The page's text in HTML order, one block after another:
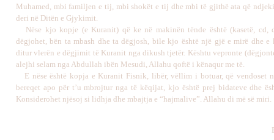
Muhamed, mbi familjen e tij, mbi shokët e tij dhe mbi të gjithë ata që
deri në Ditën e Gjykimit.
Nëse kjo kopje (e Kuranit) që ke në makinën tënde është (kasetë, cd,
dëgjohet, bën ta mbash dhe ta dëgjosh, bile kjo është një gjë e mirë dhe e
ditur vlerën e dëgjimit të Kuranit nga dikush tjetër. Kështu vepronte
alejhi selam nga Abdullah ibën Mesudi, Allahu qoftë i kënaqur me të.
E nëse është kopja e Kuranit Fisnik, libër, vëllim i botuar, që vendoset
bereqet apo për t’u mbrojtur nga të këqijat, kjo është prej bidateve dhe
Konsiderohet njësoj si lidhja dhe mbajtja e “hajmalive”. Allahu di më së miri.